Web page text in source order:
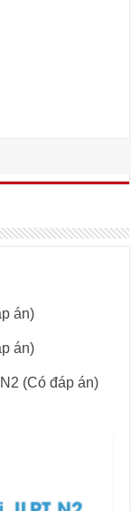
án)
án)
(Có đáp án)